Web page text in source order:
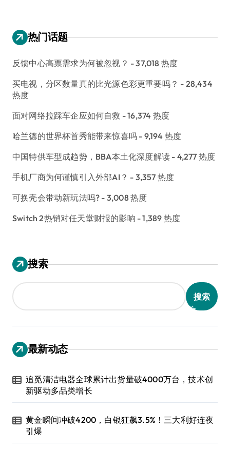
热门话题
反馈中心高票需求为何被忽视？ - 37,018 热度
买电视，分区数量真的比光源色彩更重要吗？ - 28,434
热度
面对网络拉踩车企应如何自救 - 16,374 热度
哈兰德的世界杯首秀能带来惊喜吗 - 9,194 热度
中国特供车型成趋势，BBA本土化深度解读 - 4,277 热度
手机厂商为何谨慎引入外部AI？ - 3,357 热度
可换壳会带动新玩法吗? - 3,008 热度
Switch 2热销对任天堂财报的影响 - 1,389 热度
搜索
搜索
最新动态
追觅清洁电器全球累计出货量破4000万台，技术创
新驱动多品类增长
黄金瞬间冲破4200，白银狂飙3.5%！三大利好连夜
引爆